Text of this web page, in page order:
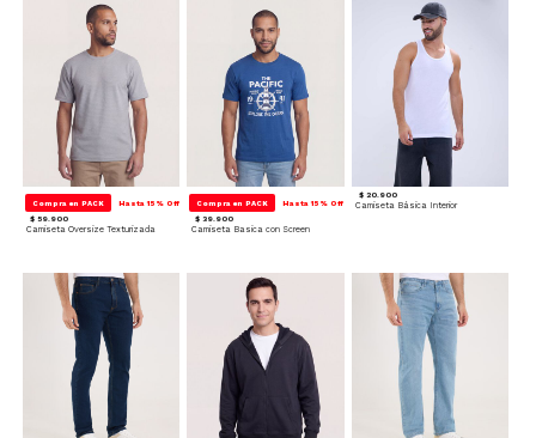
Compra en PACK Hasta 15% Off
$ 59.900
Camiseta Oversize Texturizada
Compra en PACK Hasta 15% Off
$ 39.900
Camiseta Basica con Screen
$ 20.900
Camiseta Básica Interior